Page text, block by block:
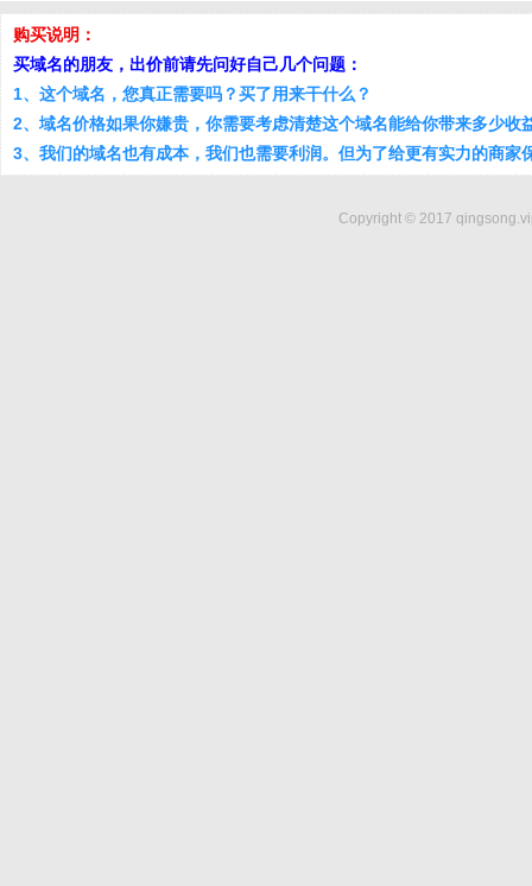
购买说明：
买域名的朋友，出价前请先问好自己几个问题：
1、这个域名，您真正需要吗？买了用来干什么？
2、域名价格如果你嫌贵，你需要考虑清楚这个域名能给你带来多少收
3、我们的域名也有成本，我们也需要利润。但为了给更有实力的商家
Copyright © 2017